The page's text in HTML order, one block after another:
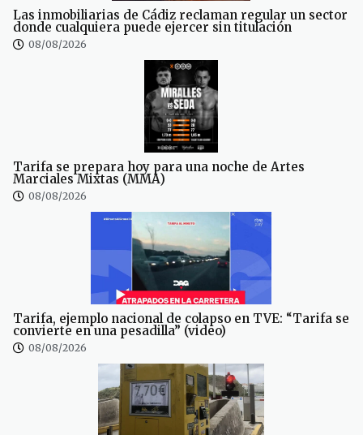
Las inmobiliarias de Cádiz reclaman regular un sector
donde cualquiera puede ejercer sin titulación
08/08/2026
Tarifa se prepara hoy para una noche de Artes
Marciales Mixtas (MMA)
08/08/2026
Tarifa, ejemplo nacional de colapso en TVE: “Tarifa se
convierte en una pesadilla” (video)
08/08/2026